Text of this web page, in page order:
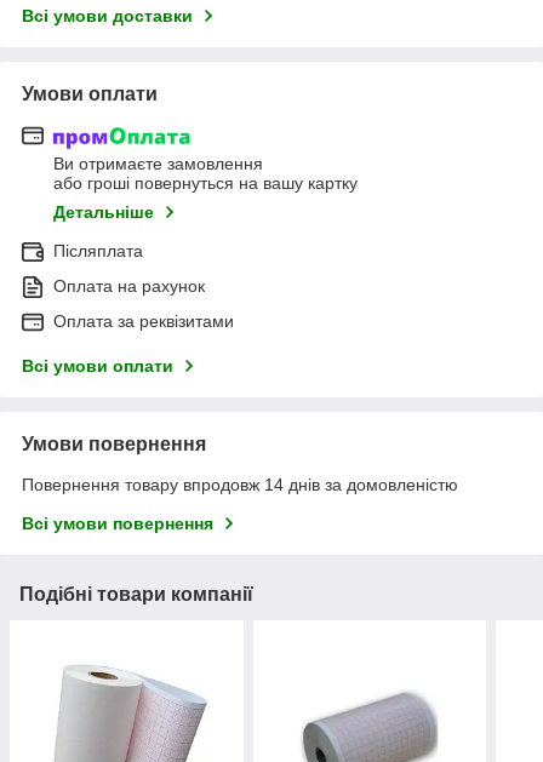
Всі умови доставки
Умови оплати
Ви отримаєте замовлення
або гроші повернуться на вашу картку
Детальніше
Післяплата
Оплата на рахунок
Оплата за реквізитами
Всі умови оплати
Умови повернення
Повернення товару впродовж 14 днів за домовленістю
Всі умови повернення
Подібні товари компанії